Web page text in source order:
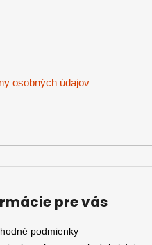
osobných údajov
pre vás
podmienky